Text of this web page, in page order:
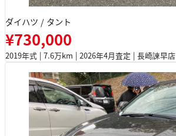
ダイハツ / タント
¥730,000
2019年式 | 7.6万km | 2026年4月査定 | 長崎諫早店